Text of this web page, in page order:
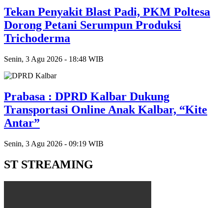
Tekan Penyakit Blast Padi, PKM Poltesa
Dorong Petani Serumpun Produksi
Trichoderma
Senin, 3 Agu 2026 - 18:48 WIB
Prabasa : DPRD Kalbar Dukung
Transportasi Online Anak Kalbar, “Kite
Antar”
Senin, 3 Agu 2026 - 09:19 WIB
ST STREAMING